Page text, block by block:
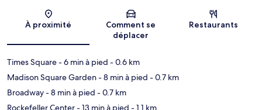
Carte
À proximité
Comment se
déplacer
Restaurants
Times Square- 6 min à pied - 0.6 km
Madison Square Garden- 8 min à pied - 0.7 km
Broadway- 8 min à pied - 0.7 km
Rockefeller Center- 13 min à pied - 1.1 km